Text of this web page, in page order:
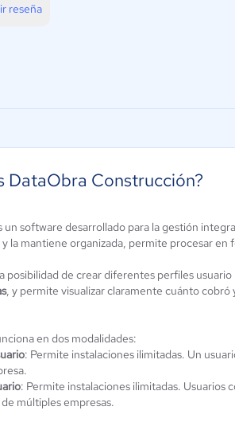
reseña
Oracle
0 / 5
DataObra Construcción?
un software desarrollado para la gestión
la mantiene organizada, permite procesar
posibilidad de crear diferentes perfiles usuario
, y permite visualizar claramente cuánto
en dos modalidades:
: Permite instalaciones ilimitadas. Un
: Permite instalaciones ilimitadas. Usuarios
múltiples empresas.